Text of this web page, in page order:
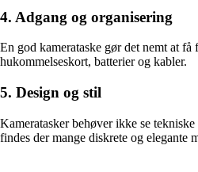
4. Adgang og organisering
En god kamerataske gør det nemt at
hukommelseskort, batterier og kabler.
5. Design og stil
Kameratasker behøver ikke se
findes der mange diskrete og elegante